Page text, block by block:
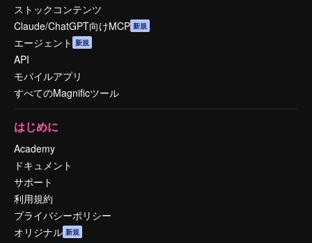
ストックコンテンツ
Claude/ChatGPT向けMCP 新規
エージェント 新規
API
モバイルアプリ
すべてのMagnificツール
はじめに
Academy
ドキュメント
サポート
利用規約
プライバシーポリシー
オリジナル 新規